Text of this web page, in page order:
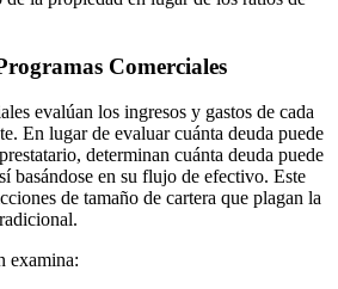
Comerciales
evalúan los ingresos y gastos de cada
En lugar de evaluar cuánta deuda puede
determinan cuánta deuda puede
basándose en su flujo de efectivo. Este
de tamaño de cartera que plagan la
examina: